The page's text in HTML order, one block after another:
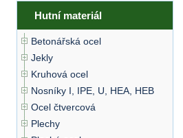
Hutní materiál
Betonářská ocel
Jekly
Kruhová ocel
Nosníky I, IPE, U, HEA, HEB
Ocel čtvercová
Plechy